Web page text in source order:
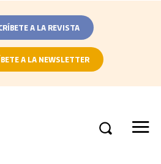
A LA REVISTA
A LA NEWSLETTER